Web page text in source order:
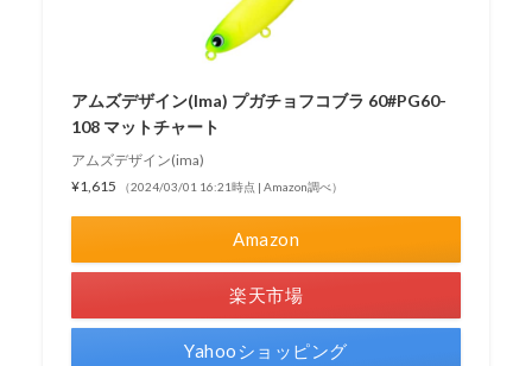
アムズデザイン(Ima) プガチョフコブラ 60#PG60-
108 マットチャート
アムズデザイン(ima)
¥1,615
（2024/03/01 16:21時点 | Amazon調べ）
Amazon
楽天市場
Yahooショッピング